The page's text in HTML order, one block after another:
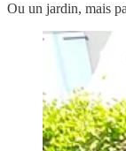
Ou un jardin, mais